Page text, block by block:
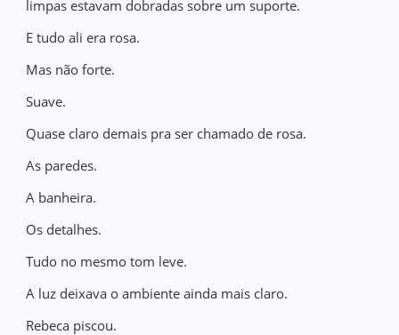
limpas estavam dobradas sobre um suporte.
E tudo ali era rosa.
Mas não forte.
Suave.
Quase claro demais pra ser chamado de rosa.
As paredes.
A banheira.
Os detalhes.
Tudo no mesmo tom leve.
A luz deixava o ambiente ainda mais claro.
Rebeca piscou.